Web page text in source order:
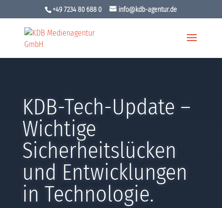
+49 7234 80 688 0 info@kdb-agentur.de
KDB-Tech-Update –
Wichtige
Sicherheitslücken
und Entwicklungen
in Technologie.